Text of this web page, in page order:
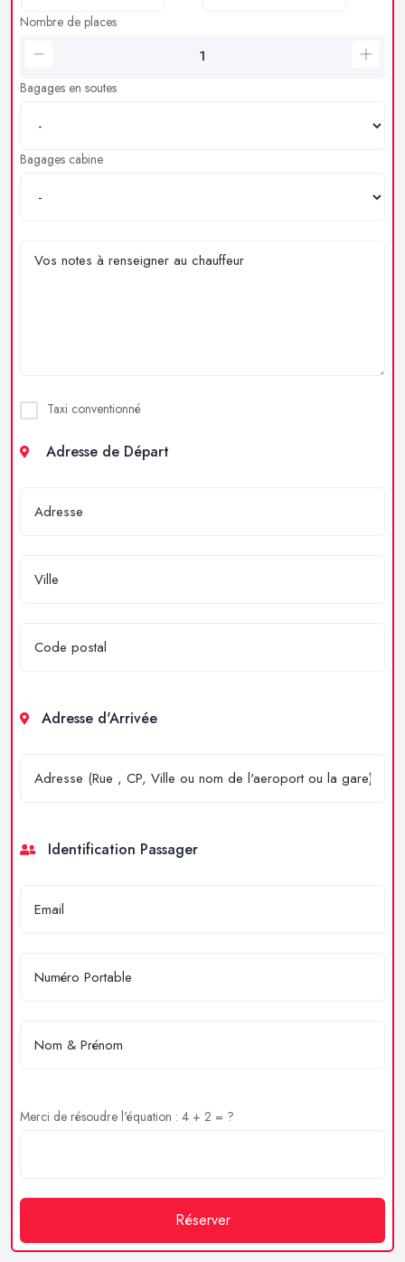
Nombre de places
Bagages en soutes
Bagages cabine
Taxi conventionné
Adresse de Départ
Adresse d'Arrivée
Identification Passager
Merci de résoudre l'équation : 4 + 2 = ?
Réserver